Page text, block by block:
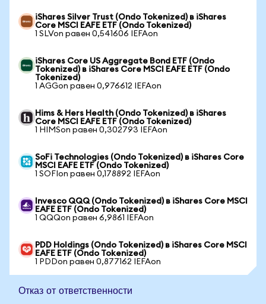
iShares Silver Trust (Ondo Tokenized) в iShares
Core MSCI EAFE ETF (Ondo Tokenized)
1 SLVon равен 0,541606 IEFAon
iShares Core US Aggregate Bond ETF (Ondo
Tokenized) в iShares Core MSCI EAFE ETF (Ondo
Tokenized)
1 AGGon равен 0,976612 IEFAon
Hims & Hers Health (Ondo Tokenized) в iShares
Core MSCI EAFE ETF (Ondo Tokenized)
1 HIMSon равен 0,302793 IEFAon
SoFi Technologies (Ondo Tokenized) в iShares Core
MSCI EAFE ETF (Ondo Tokenized)
1 SOFIon равен 0,178892 IEFAon
Invesco QQQ (Ondo Tokenized) в iShares Core MSCI
EAFE ETF (Ondo Tokenized)
1 QQQon равен 6,9861 IEFAon
PDD Holdings (Ondo Tokenized) в iShares Core MSCI
EAFE ETF (Ondo Tokenized)
1 PDDon равен 0,877162 IEFAon
Отказ от ответственности